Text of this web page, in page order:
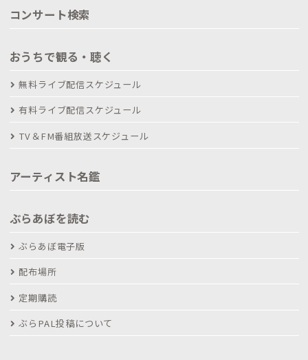
コンサート検索
おうちで観る・聴く
無料ライブ配信スケジュール
有料ライブ配信スケジュール
TV＆FM番組放送スケジュール
アーティスト名鑑
ぶらあぼを読む
ぶらあぼ電子版
配布場所
定期購読
ぶらPAL投稿について